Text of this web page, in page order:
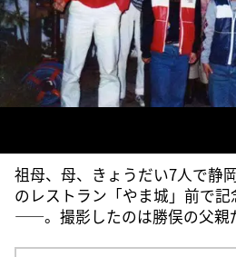
祖母、母、きょうだい7人で静
のレストラン「やま城」前で記
――。撮影したのは勝俣の父親